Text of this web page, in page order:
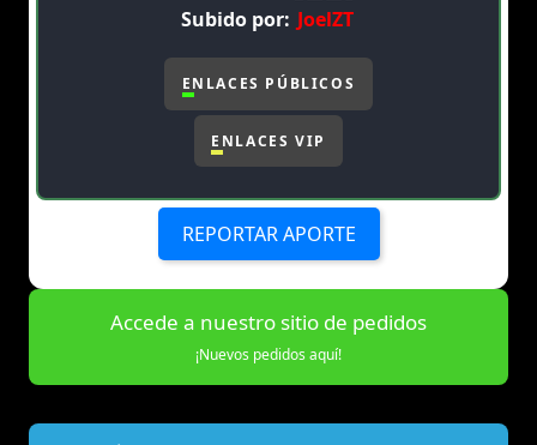
Subido por: JoelZT
ENLACES PÚBLICOS
ENLACES VIP
REPORTAR APORTE
Accede a nuestro sitio de pedidos
¡Nuevos pedidos aquí!